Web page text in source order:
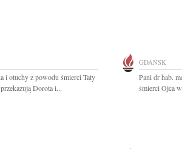
i otuchy z powodu śmierci Taty
Dorota i...
GDAŃSK
Pani dr hab.
śmierci Ojca